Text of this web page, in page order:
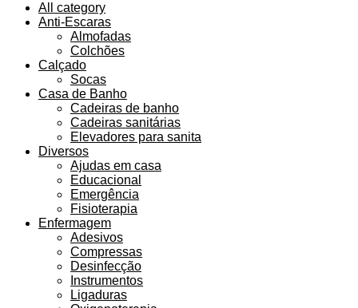
All category
Anti-Escaras
Almofadas
Colchões
Calçado
Socas
Casa de Banho
Cadeiras de banho
Cadeiras sanitárias
Elevadores para sanita
Diversos
Ajudas em casa
Educacional
Emergência
Fisioterapia
Enfermagem
Adesivos
Compressas
Desinfecção
Instrumentos
Ligaduras